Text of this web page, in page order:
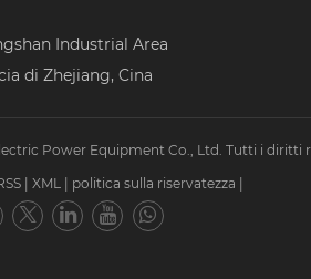
Industrial Area
di Zhejiang, Cina
Power Equipment Co., Ltd. Tutti i diritti
XML politica sulla riservatezza